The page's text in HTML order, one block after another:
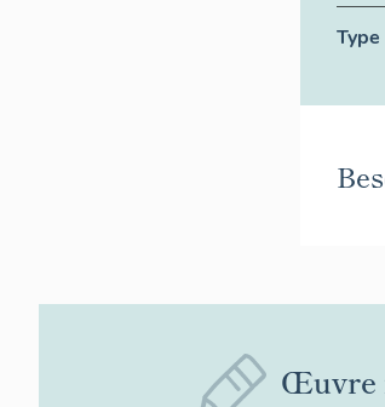
Type
Œuvre